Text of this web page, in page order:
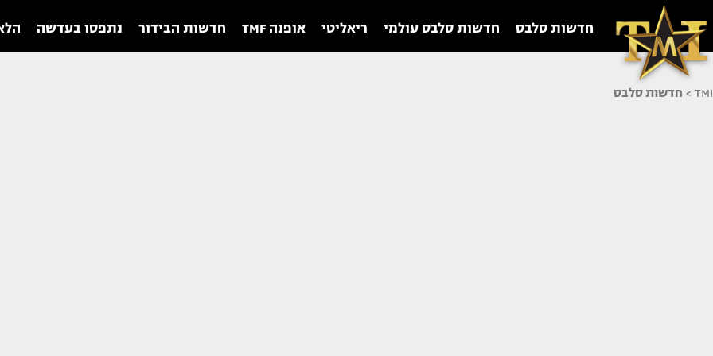
חדשות סלבס חדשות סלבס עולמי ריאליטי אופנה TMF חדשות הבידור נתפסו בעדשה
TMI
> חדשות סלבס